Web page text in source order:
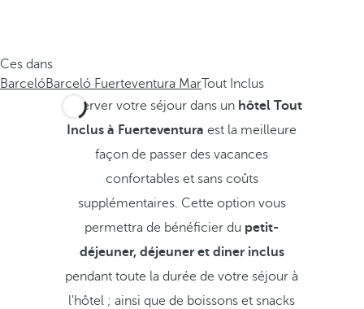
Ces dans
BarcelóBarceló Fuerteventura MarTout Inclus
Réserver votre séjour dans un hôtel Tout
Inclus à Fuerteventura est la meilleure
façon de passer des vacances
confortables et sans coûts
supplémentaires. Cette option vous
permettra de bénéficier du petit-
déjeuner, déjeuner et diner inclus
pendant toute la durée de votre séjour à
l'hôtel ; ainsi que de boissons et snacks